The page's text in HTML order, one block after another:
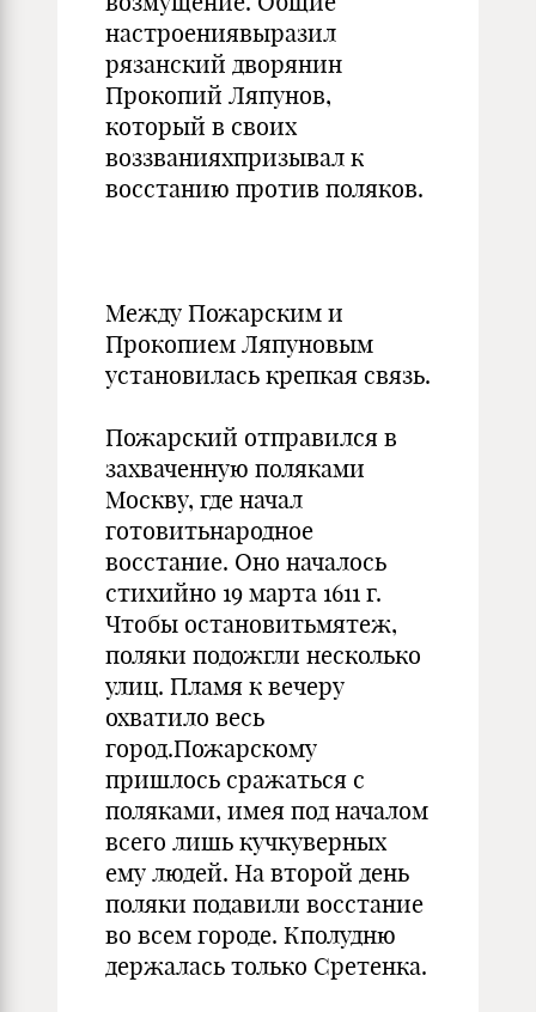
настроениявыразил
рязанский дворянин
Прокопий Ляпунов,
который в своих
воззванияхпризывал к
восстанию против поляков.
Между Пожарским и
Прокопием Ляпуновым
установилась крепкая связь.
Пожарский отправился в
захваченную поляками
Москву, где начал
готовитьнародное
восстание. Оно началось
стихийно 19 марта 1611 г.
Чтобы остановитьмятеж,
поляки подожгли несколько
улиц. Пламя к вечеру
охватило весь
город.Пожарскому
пришлось сражаться с
поляками, имея под началом
всего лишь кучкуверных
ему людей. На второй день
поляки подавили восстание
во всем городе. Кполудню
держалась только Сретенка.